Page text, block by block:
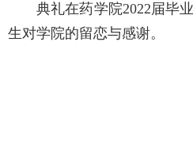
典礼在药学院2022届毕业
生对学院的留恋与感谢。